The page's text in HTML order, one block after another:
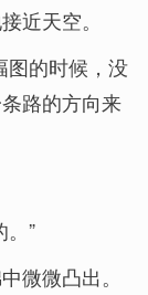
近天空。
图的时候，没
路的方向来
”
微微凸出。